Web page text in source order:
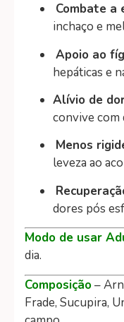
Combate a
inchaço e
Apoio ao
hepáticas e
Alívio de
convive
Menos
leveza ao
dores pós
Modo de usar
dia.
Composição–
Frade, Sucupira,